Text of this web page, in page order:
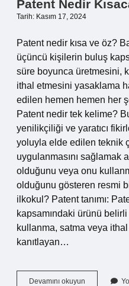
Patent Nedir
Tarih: Kasım 17, 2024
Patent nedir kısa ve öz?
üçüncü kişilerin buluş
süre boyunca üretmesini,
ithal etmesini yasaklama
edilen hemen hemen her
Patent nedir tek kelime?
yenilikçiliği ve yaratıcı
yoluyla elde edilen teknik
uygulanmasını sağlamak
olduğunu veya onu
olduğunu gösteren resmi
ilkokul? Patent tanımı:
kapsamındaki ürünü
kullanma, satma veya ithal
kanıtlayan…
Devamını okuyun